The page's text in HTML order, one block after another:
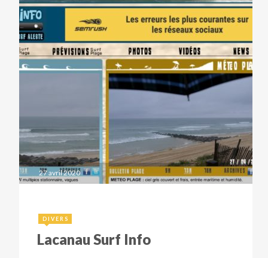
27 avril 2020
DIVERS
Lacanau Surf Info